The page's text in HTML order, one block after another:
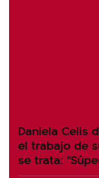
Daniela Celis
el trabajo de
se trata: